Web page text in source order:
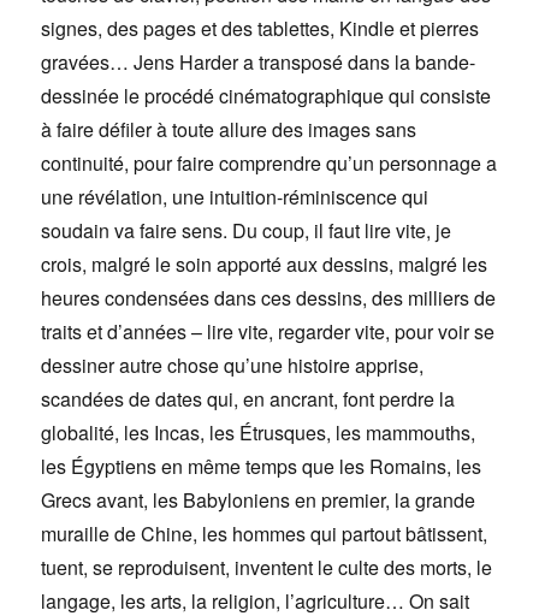
signes, des pages et des tablettes, Kindle et pierres
gravées… Jens Harder a transposé dans la bande-
dessinée le procédé cinématographique qui consiste
à faire défiler à toute allure des images sans
continuité, pour faire comprendre qu’un personnage a
une révélation, une intuition-réminiscence qui
soudain va faire sens. Du coup, il faut lire vite, je
crois, malgré le soin apporté aux dessins, malgré les
heures condensées dans ces dessins, des milliers de
traits et d’années – lire vite, regarder vite, pour voir se
dessiner autre chose qu’une histoire apprise,
scandées de dates qui, en ancrant, font perdre la
globalité, les Incas, les Étrusques, les mammouths,
les Égyptiens en même temps que les Romains, les
Grecs avant, les Babyloniens en premier, la grande
muraille de Chine, les hommes qui partout bâtissent,
tuent, se reproduisent, inventent le culte des morts, le
langage, les arts, la religion, l’agriculture… On sait